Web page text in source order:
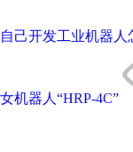
自己开发工业机器人
女机器人“HRP-4C”